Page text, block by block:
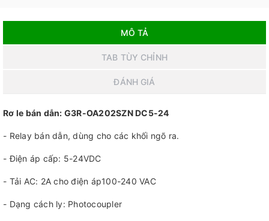
MÔ TẢ
TAB TÙY CHỈNH
ĐÁNH GIÁ
Rơ le bán dẫn: G3R-OA202SZN DC5-24
- Relay bán dẫn, dùng cho các khối ngõ ra.
- Điện áp cấp: 5-24VDC
- Tải AC: 2A cho điện áp100-240 VAC
- Dạng cách ly: Photocoupler